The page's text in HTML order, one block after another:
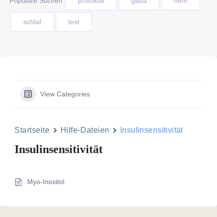
schlaf test
View Categories
Startseite Hilfe-Dateien Insulinsensitivität
Insulinsensitivität
Myo-Inositol